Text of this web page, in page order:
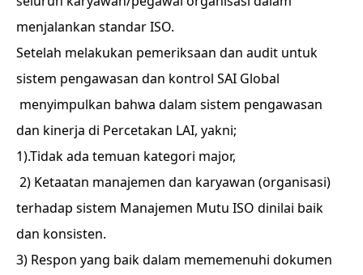
menjalankan standar ISO.
Setelah melakukan pemeriksaan dan audit untuk
sistem pengawasan dan kontrol SAI Global
menyimpulkan bahwa dalam sistem pengawasan
dan kinerja di Percetakan LAI, yakni;
1).Tidak ada temuan kategori major,
2) Ketaatan manajemen dan karyawan (organisasi)
terhadap sistem Manajemen Mutu ISO dinilai baik
dan konsisten.
3) Respon yang baik dalam mememenuhi dokumen